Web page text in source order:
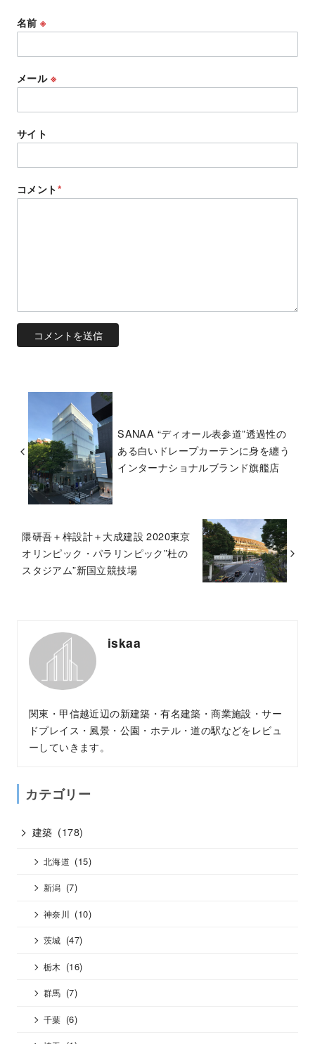
名前※
メール ※
サイト
コメント*
SANAA “ディオール表参道”透過性の
ある白いドレープカーテンに身を纏う
インターナショナルブランド旗艦店
隈研吾＋梓設計＋大成建設 2020東京
オリンピック・パラリンピック”杜の
スタジアム”新国立競技場
iskaa
関東・甲信越近辺の新建築・有名建築・商業施設・サー
ドプレイス・風景・公園・ホテル・道の駅などをレビュ
ーしていきます。
カテゴリー
建築 (178)
北海道 (15)
新潟 (7)
神奈川 (10)
茨城 (47)
栃木 (16)
群馬 (7)
千葉 (6)